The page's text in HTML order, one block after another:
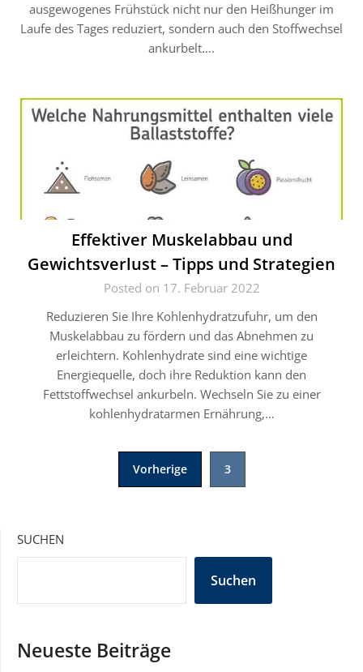
ausgewogenes Frühstück nicht nur den Heißhunger im
Laufe des Tages reduziert, sondern auch den Stoffwechsel
ankurbelt….
Effektiver Muskelabbau und
Gewichtsverlust – Tipps und Strategien
Posted on 17. Februar 2022
Reduzieren Sie Ihre Kohlenhydratzufuhr, um den
Muskelabbau zu fördern und das Abnehmen zu
erleichtern. Kohlenhydrate sind eine wichtige
Energiequelle, doch ihre Reduktion kann den
Fettstoffwechsel ankurbeln. Wechseln Sie zu einer
kohlenhydratarmen Ernährung,…
Seitennummerierung
Vorherige 3
SUCHEN
Suchen
Neueste Beiträge